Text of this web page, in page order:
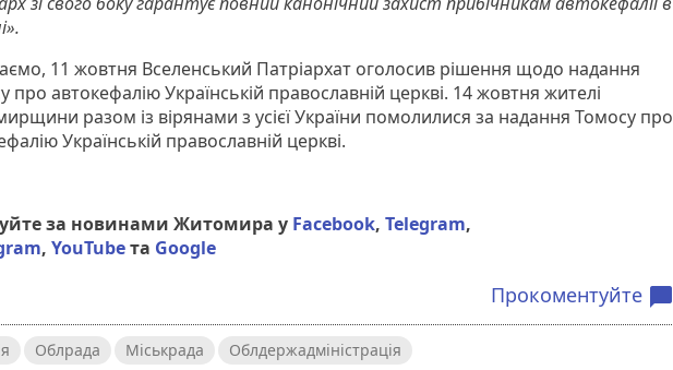
11 жовтня Вселенський Патріархат оголосив рішення щодо надання
про автокефалію Українській православній церкві. 14 жовтня жителі
разом із вірянами з усієї України помолилися за надання Томосу про
Українській православній церкві.
за новинами Житомира у Facebook,Telegram,
,YouTubeта Google
Прокоментуйте chat_bubble
Облрада Міськрада Облдержадміністрація